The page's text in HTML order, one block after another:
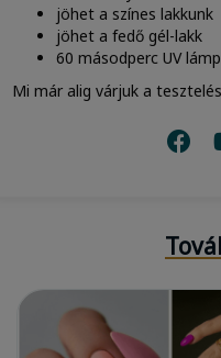
jöhet a színes lakkunk
jöhet a fedő gél-lakk
60 másodperc UV
Mi már alig várjuk a